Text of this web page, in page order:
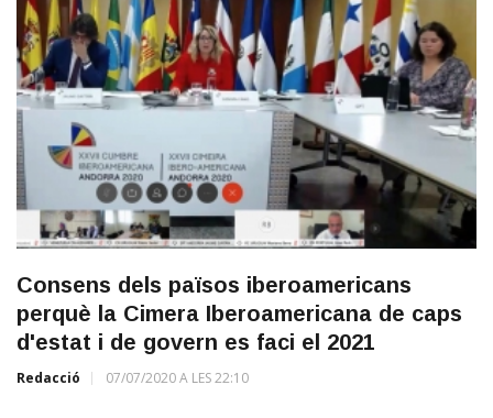
Consens dels països iberoamericans
perquè la Cimera Iberoamericana de caps
d'estat i de govern es faci el 2021
Redacció 07/07/2020 A LES 22:10